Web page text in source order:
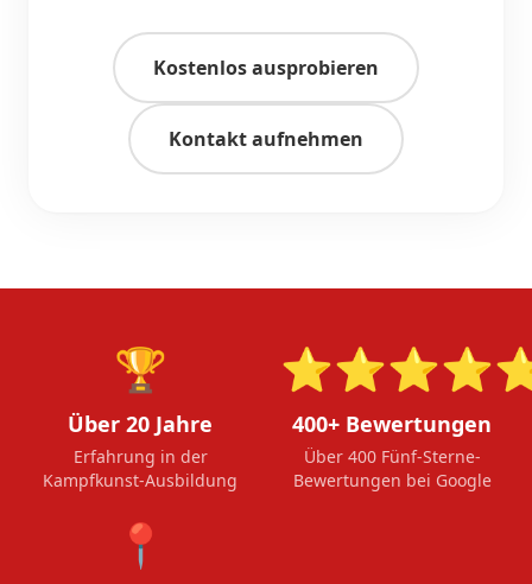
Kostenlos ausprobieren
Kontakt aufnehmen
🏆
Über 20 Jahre
Erfahrung in der
Kampfkunst-Ausbildung
400+ Bewertungen
Über 400 Fünf-Sterne-
Bewertungen bei Google
📍